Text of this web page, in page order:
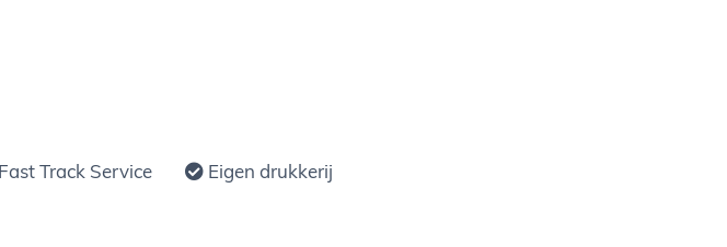
Fast Track Service Eigen drukkerij